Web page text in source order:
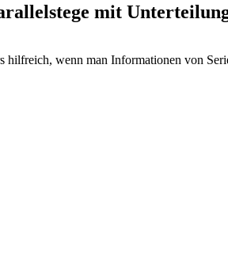
mit
hilfreich, wenn man Informationen von